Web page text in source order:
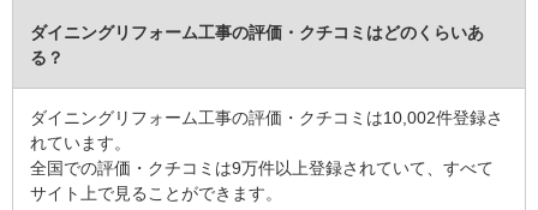
ダイニングリフォーム工事の評価・クチコミはどのくらいあ
る？
ダイニングリフォーム工事の評価・クチコミは10,002件登録さ
れています。
全国での評価・クチコミは9万件以上登録されていて、すべて
サイト上で見ることができます。